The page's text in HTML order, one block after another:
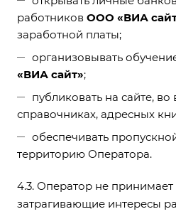
работников OOO «ВИА
заработной платы;
организовывать
«ВИА сайт»;
публиковать на сайте, во
справочниках, адресных
обеспечивать
территорию Оператора.
4.3. Оператор не
затрагивающие интересы